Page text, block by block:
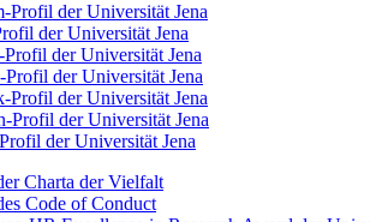
Profil der Universität Jena
der Universität Jena
der Universität Jena
der Universität Jena
Profil der Universität Jena
Profil der Universität Jena
der Universität Jena
Charta der Vielfalt
Code of Conduct